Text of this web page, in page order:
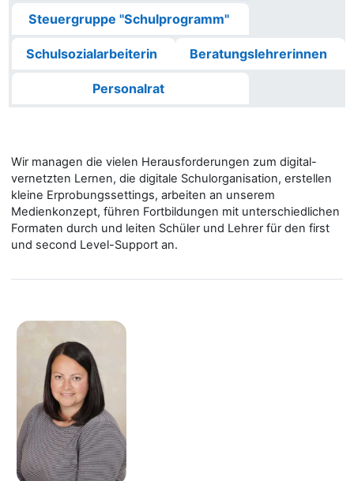
Steuergruppe "Schulprogramm"
Schulsozialarbeiterin Beratungslehrerinnen
Personalrat
Wir managen die vielen Herausforderungen zum digital-
vernetzten Lernen, die digitale Schulorganisation, erstellen
kleine Erprobungssettings, arbeiten an unserem
Medienkonzept, führen Fortbildungen mit unterschiedlichen
Formaten durch und leiten Schüler und Lehrer für den first
und second Level-Support an.